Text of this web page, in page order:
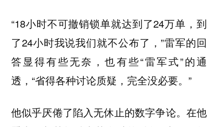
“18小时不可撤销锁单就达到了24万单，到
了24小时我说我们就不公布了，”雷军的回
答显得有些无奈，也有些“雷军式”的通
透，“省得各种讨论质疑，完全没必要。”
他似乎厌倦了陷入无休止的数字争论。在他